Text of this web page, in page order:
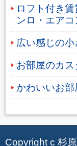
ロフト付き
ンロ・エア
広い感じの小
お部屋のカ
かわいいお部
Copyright c 杉